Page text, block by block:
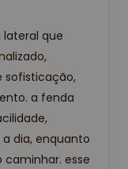
que
sofisticação,
a fenda
dia, enquanto
esse